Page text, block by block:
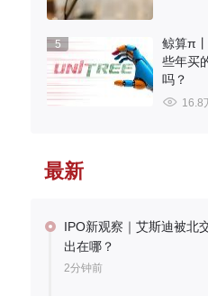
5
鲸算π
些年买
吗？
16.8
最新
IPO新观察｜艾斯迪被北
出在哪？
2分钟前